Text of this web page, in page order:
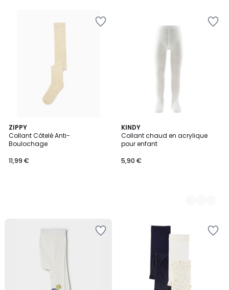
ZIPPY
Collant Côtelé Anti-
Boulochage
11,99 €
KINDY
Collant chaud en acrylique
pour enfant
5,90 €
4
Couleurs